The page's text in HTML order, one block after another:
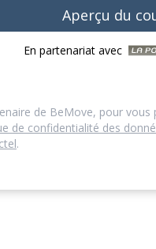
Aperçu du
En partenariat avec
de BeMove, pour
de confidentialité des
.